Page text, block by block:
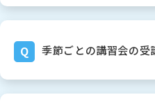
学校補習はもちろん、
季節ごとの講習会の受